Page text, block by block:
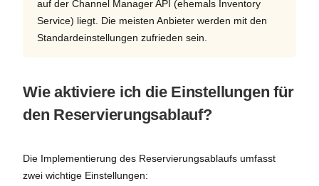
auf der Channel Manager API (ehemals Inventory
Service) liegt. Die meisten Anbieter werden mit den
Standardeinstellungen zufrieden sein.
Wie aktiviere ich die Einstellungen für
den Reservierungsablauf?
Die Implementierung des Reservierungsablaufs umfasst
zwei wichtige Einstellungen: